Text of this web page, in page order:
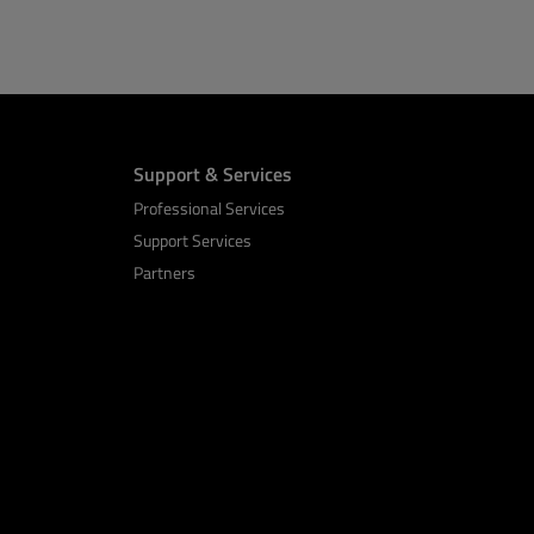
Support & Services
Professional Services
Support Services
Partners